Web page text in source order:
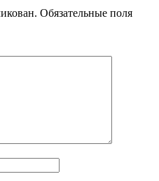
Обязательные поля